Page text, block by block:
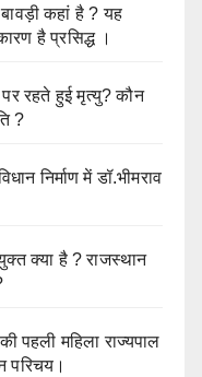
बावड़ी कहां है ? यह
है प्रसिद्ध ।
पर रहते हुई मृत्यु? कौन
?
निर्माण में डॉ.भीमराव
क्या है ? राजस्थान
पहली महिला राज्यपाल
परिचय।